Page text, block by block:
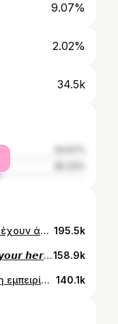
9.07%
2.02%
34.5k
Ποτέ μην ακούς την άποψη που έχουν άλλοι για το όνειρο σου Αν είσαι εργατικός, έχεις μεράκι και λατρεύεις αυτό που κανείς θα βρεις τον τρόπο να προσθέσεις την μοναδικότητα σου σε αυτό και τότε η επιτυχία είναι μονόδρομος Άφησε μου ένα 💯 στα σχόλια αν συμφωνείς 𝙁𝙞𝙣𝙙 𝙮𝙤𝙪𝙧 𝙝𝙚𝙧𝙤 . . . . . . . #project__possible #onlinecoaching #personaltraining #fitness #athenstrainers #fitnessmotivation #Athensfitness #athens #προπόνηση #άσκηση #mentality #gym #gymmotivation #fitnesscoach #personaltrainer #onlinepersonaltraining #ασκηση #γυμναστική #running #strength #triathlon #dietplans #militaryfitness #army #navy #specialforces #preporation #frogmanprep #findyourhero 195.5k
Τι σημαίνει εγκατάλειπω; 𝙁𝙞𝙣𝙙 𝙮𝙤𝙪𝙧 𝙝𝙚𝙧𝙤 . . . . . . . #project__possible #onlinecoaching #personaltraining #fitness #athenstrainers #fitnessmotivation #Athensfitness #athens #προπόνηση #άσκηση #mentality #everest #everestmountain #fitnesscoach #personaltrainer #onlinepersonaltraining #everestpeak #γυμναστική #everest2023 #strength #triathlon #dietplans #militaryfitness #army #navy #specialforces #preporation #frogmanprep #findyourhero158.9k
Frogman Bootcamp 🐸 Η απόλυτη εμπειρία σε περιμένει Δήλωσε συμμετοχή τώρα ⬇️ ⬇️ ⬇️ Frogman.gr @olympic_productions . . . . . . . . #frogman_bootcamp #frogmanbootcamp #project__possible #frogmanlife #specialforces #tactical #tacticaltraining #tacticalfitness #tacticalathlete #army #navy #diving #scubadiving #survival #medical #onlyeasydaywasyesterday #findyourhero 140.1k